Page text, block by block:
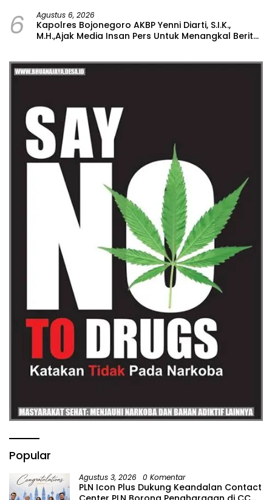
6 Agustus 6, 2026
Kapolres Bojonegoro AKBP Yenni Diarti, S.I.K.,
M.H.,Ajak Media Insan Pers Untuk Menangkal Berita
Popular
Agustus 3, 2026 0 Komentar
PLN Icon Plus Dukung Keandalan Contact